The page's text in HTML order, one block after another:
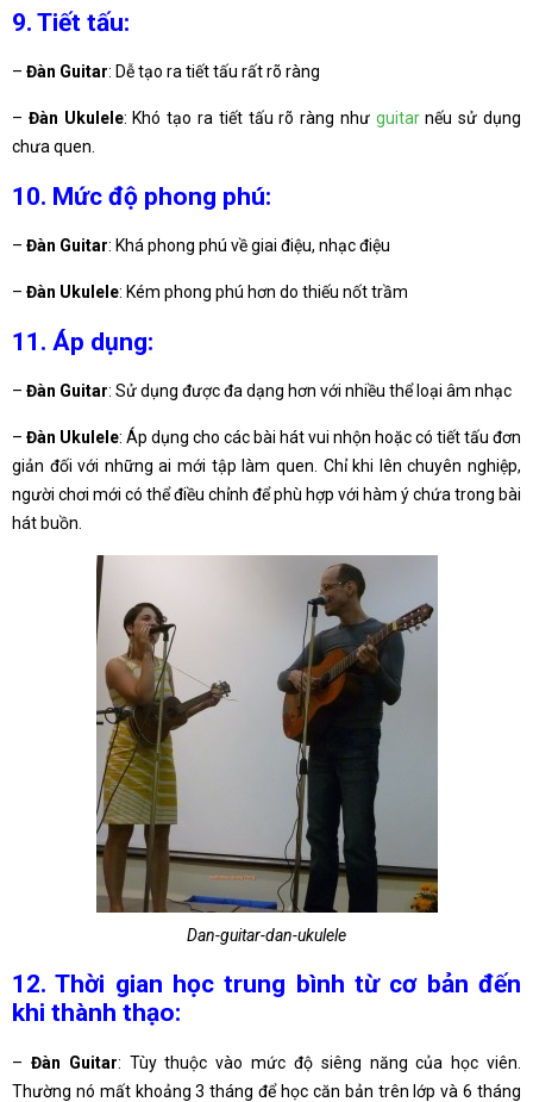
9. Tiết tấu:
– Đàn Guitar: Dễ tạo ra tiết tấu rất rõ ràng
– Đàn Ukulele: Khó tạo ra tiết tấu rõ ràng như guitarnếu sử dụng
chưa quen.
10. Mức độ phong phú:
– Đàn Guitar: Khá phong phú về giai điệu, nhạc điệu
– Đàn Ukulele: Kém phong phú hơn do thiếu nốt trầm
11. Áp dụng:
– Đàn Guitar: Sử dụng được đa dạng hơn với nhiều thể loại âm nhạc
– Đàn Ukulele: Áp dụng cho các bài hát vui nhộn hoặc có tiết tấu đơn
giản đối với những ai mới tập làm quen. Chỉ khi lên chuyên nghiệp,
người chơi mới có thể điều chỉnh để phù hợp với hàm ý chứa trong bài
hát buồn.
Dan-guitar-dan-ukulele
12. Thời gian học trung bình từ cơ bản đến
khi thành thạo:
– Đàn Guitar: Tùy thuộc vào mức độ siêng năng của học viên.
Thường nó mất khoảng 3 tháng để học căn bản trên lớp và 6 tháng